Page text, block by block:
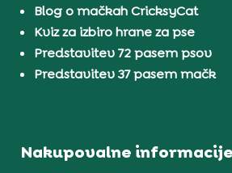
Blog o mačkah CricksyCat
Kviz za izbiro hrane za pse
Predstavitev 72 pasem psov
Predstavitev 37 pasem mačk
Nakupovalne informacije